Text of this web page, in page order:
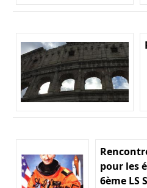
pour les
6ème LS